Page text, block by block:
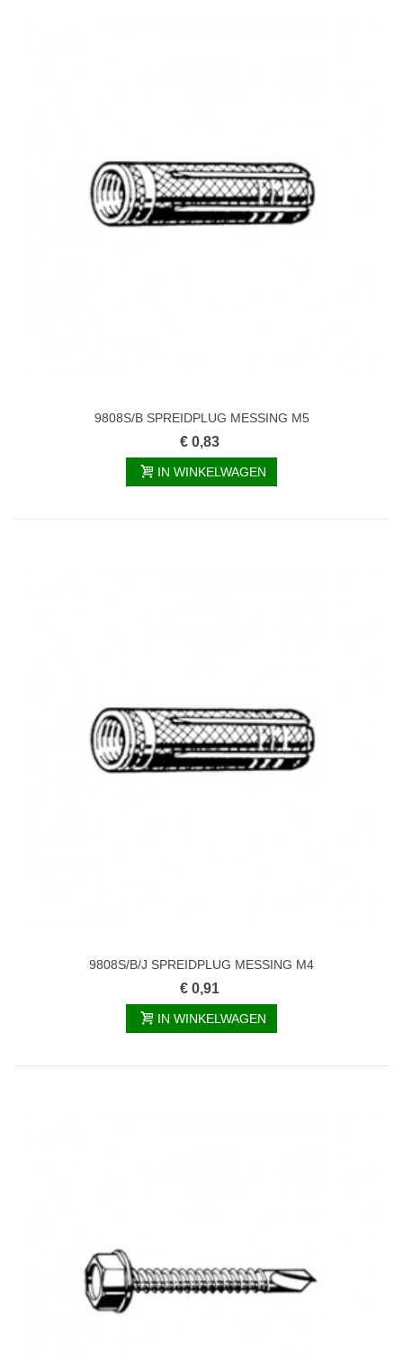
9808S/B SPREIDPLUG MESSING M5
€ 0,83
IN WINKELWAGEN
9808S/B/J SPREIDPLUG MESSING M4
€ 0,91
IN WINKELWAGEN